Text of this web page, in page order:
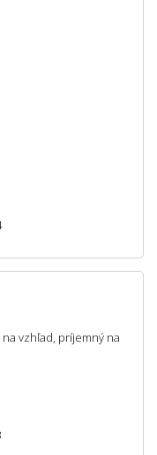
vzhľad, príjemný na